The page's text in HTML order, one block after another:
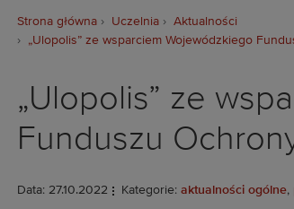
Strona główna Uczelnia
Aktualności
„Ulopolis” ze wsparciem Wojewódzkiego
„Ulopolis” ze
Funduszu
Data: 27.10.2022 Kategorie: aktualności ogólne,